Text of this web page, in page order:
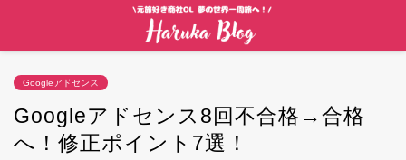
Googleアドセンス
Googleアドセンス8回不合格→合格
へ！修正ポイント7選！